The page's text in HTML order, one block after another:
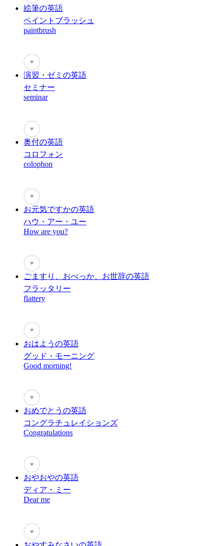
絵筆の英語
ペイントブラッシュ
paintbrush
♥
演習・ゼミの英語
セミナー
seminar
♥
奥付の英語
コロフォン
colophon
♥
お元気ですかの英語
ハウ・アー・ユー
How are you?
♥
ごますり、おべっか、お世辞の英語
フラッタリー
flattery
♥
おはようの英語
グッド・モーニング
Good morning!
♥
おめでとうの英語
コングラチュレイションズ
Congratulations
♥
おやおやの英語
ディア・ミー
Dear me
♥